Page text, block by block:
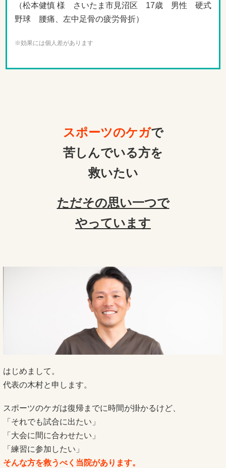
（松本健慎 様 さいたま市見沼区 17歳 男性 硬式
野球 腰痛、左中足骨の疲労骨折）
※効果には個人差があります
スポーツのケガで
苦しんでいる方を
救いたい
ただその思い一つで
やっています
はじめまして。
代表の木村と申します。
スポーツのケガは復帰までに時間が掛かるけど、
「それでも試合に出たい」
「大会に間に合わせたい」
「練習に参加したい」
そんな方を救うべく当院があります。